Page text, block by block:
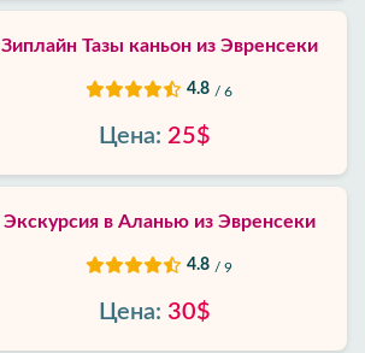
Зиплайн Тазы каньон из Эвренсеки
4.8 / 6
Цена: 25$
Экскурсия в Аланью из Эвренсеки
4.8 / 9
Цена: 30$